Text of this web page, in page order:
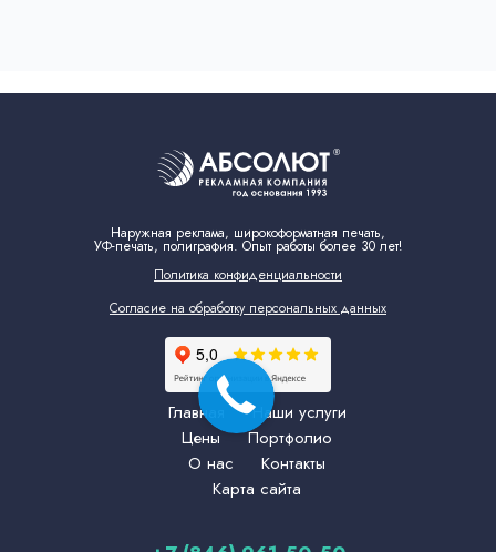
Наружная реклама, широкоформатная печать,
УФ-печать, полиграфия. Опыт работы более 30 лет!
Политика конфиденциальности
Согласие на обработку персональных данных
Главная
Наши услуги
Цены
Портфолио
О нас
Контакты
Карта сайта